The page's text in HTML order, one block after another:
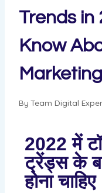
Trends in
Know
By Team Digital
2022 में
ट्रेंड्स के
होना चाहिए